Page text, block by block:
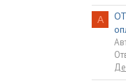
A